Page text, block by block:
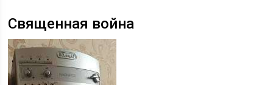
Священная война